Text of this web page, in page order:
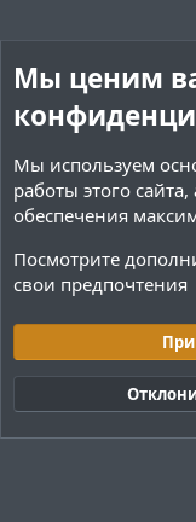
Cookies Тёмная
Обратная связь
Политика
Мы ценим
Мы используем
работы этого
обеспечения
Посмотрите
свои предпочтения